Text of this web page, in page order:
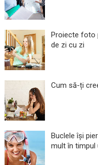
Proiecte foto
de zi cu zi
Cum să-ți
Buclele își
mult în timpul